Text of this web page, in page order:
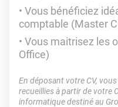
Vous bénéficiez
comptable (Master
Vous maitrisez les
Office)
En déposant votre CV,
recueillies à partir de votre
informatique destiné au